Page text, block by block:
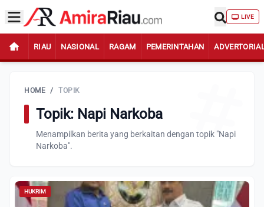
LIVE
RIAU NASIONAL RAGAM PEMERINTAHAN
HOME / TOPIK
Topik: Napi Narkoba
Menampilkan berita yang berkaitan dengan topik "Napi
Narkoba".
HUKRIM